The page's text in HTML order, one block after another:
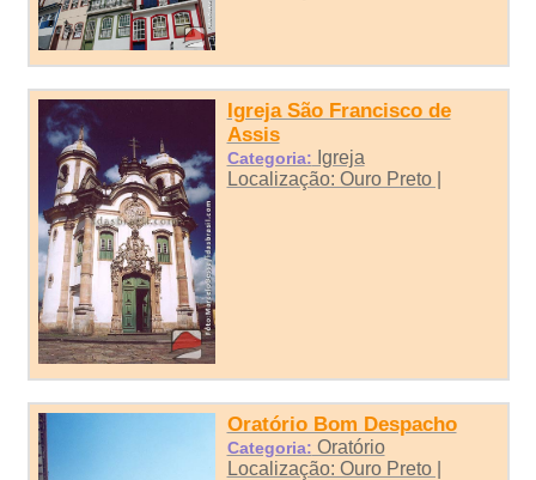
Igreja São Francisco de
Assis
Categoria: Igreja
Localização: Ouro Preto |
Oratório Bom Despacho
Categoria: Oratório
Localização: Ouro Preto |